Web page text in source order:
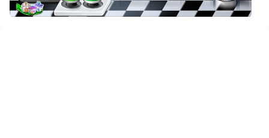
экраном и качеством высокой четкости версии для